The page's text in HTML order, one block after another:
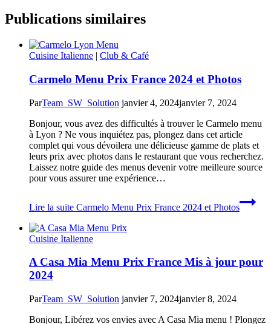
Publications similaires
Cuisine Italienne | Club & Café
Carmelo Menu Prix France 2024 et Photos
ParTeam_SW_Solution janvier 4, 2024janvier 7, 2024
Bonjour, vous avez des difficultés à trouver le Carmelo menu
à Lyon ? Ne vous inquiétez pas, plongez dans cet article
complet qui vous dévoilera une délicieuse gamme de plats et
leurs prix avec photos dans le restaurant que vous recherchez.
Laissez notre guide des menus devenir votre meilleure source
pour vous assurer une expérience…
Lire la suite Carmelo Menu Prix France 2024 et Photos
Cuisine Italienne
A Casa Mia Menu Prix France Mis à jour pour
2024
ParTeam_SW_Solution janvier 7, 2024janvier 8, 2024
Bonjour, Libérez vos envies avec A Casa Mia menu ! Plongez